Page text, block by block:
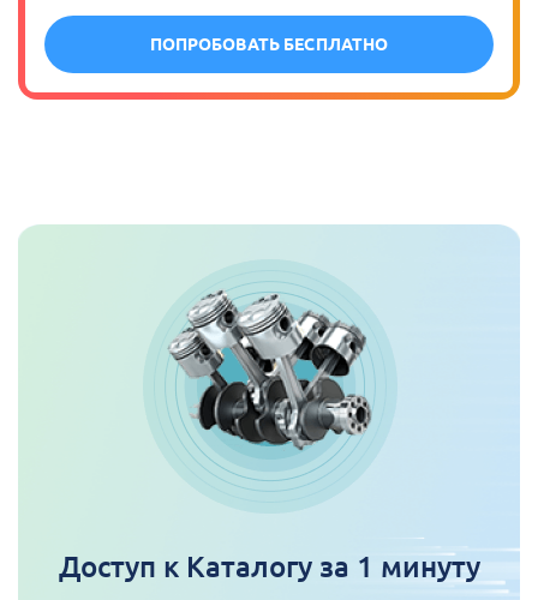
ПОПРОБОВАТЬ БЕСПЛАТНО
Доступ к Каталогу за 1 минуту